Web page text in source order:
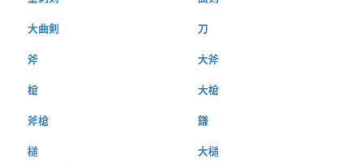
大曲剣 刀
斧 大斧
槍 大槍
斧槍 鎌
槌 大槌